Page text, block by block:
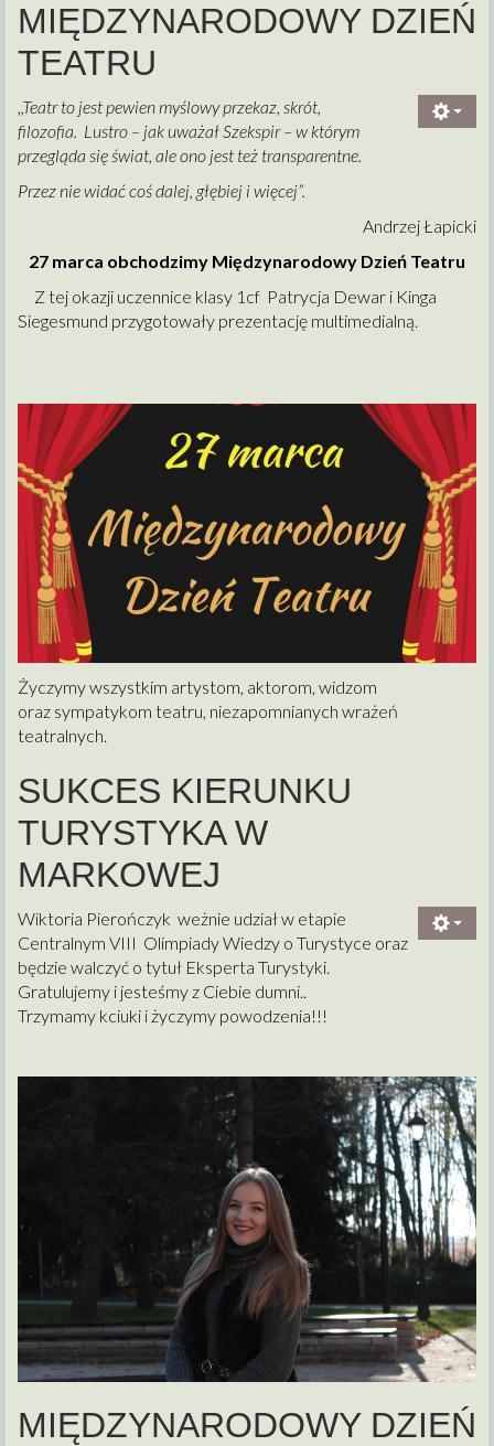
MIĘDZYNARODOWY DZIEŃ
TEATRU
,,Teatr to jest pewien myślowy przekaz, skrót,
filozofia. Lustro – jak uważał Szekspir – w którym
przegląda się świat, ale ono jest też transparentne.
Przez nie widać coś dalej, głębiej i więcej”.
Andrzej Łapicki
27 marca obchodzimy Międzynarodowy Dzień Teatru
Z tej okazji uczennice klasy 1cf Patrycja Dewar i Kinga
Siegesmund przygotowały prezentację multimedialną.
Życzymy wszystkim artystom, aktorom, widzom
oraz sympatykom teatru, niezapomnianych wrażeń
teatralnych.
SUKCES KIERUNKU
TURYSTYKA W
MARKOWEJ
Wiktoria Pierończyk weżnie udział w etapie
Centralnym VIII Olimpiady Wiedzy o Turystyce oraz
będzie walczyć o tytuł Eksperta Turystyki.
Gratulujemy i jesteśmy z Ciebie dumni..
Trzymamy kciuki i życzymy powodzenia!!!
MIĘDZYNARODOWY DZIEŃ